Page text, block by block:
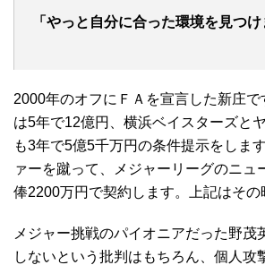
「やっと自分に合った環境を見つけ
2000年のオフにＦＡを宣言した新庄で
は5年で12億円、横浜ベイスターズと
も3年で5億5千万円の条件提示をしま
ァーを蹴って、メジャーリーグのニュ
俸2200万円で契約します。上記はその
メジャー挑戦のパイオニアだった野茂
しないという批判はもちろん、個人攻